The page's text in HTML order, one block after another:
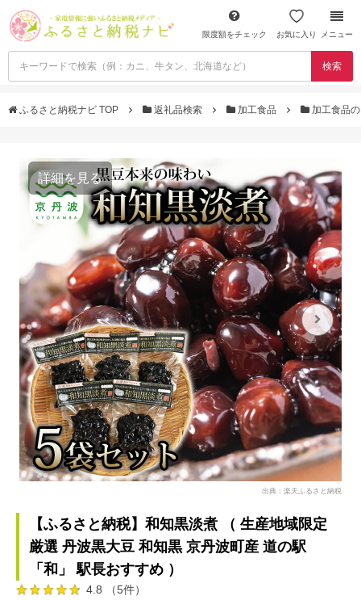
限度額をチェック お気に入り メニュー
検索
ふるさと納税ナビ TOP 返礼品検索 加工食品 加工食品
詳細を見る
出典：楽天ふるさと納税
【ふるさと納税】和知黒淡煮 （ 生産地域限定
厳選 丹波黒大豆 和知黒 京丹波町産 道の駅
「和」 駅長おすすめ ）
4.8 （5件）